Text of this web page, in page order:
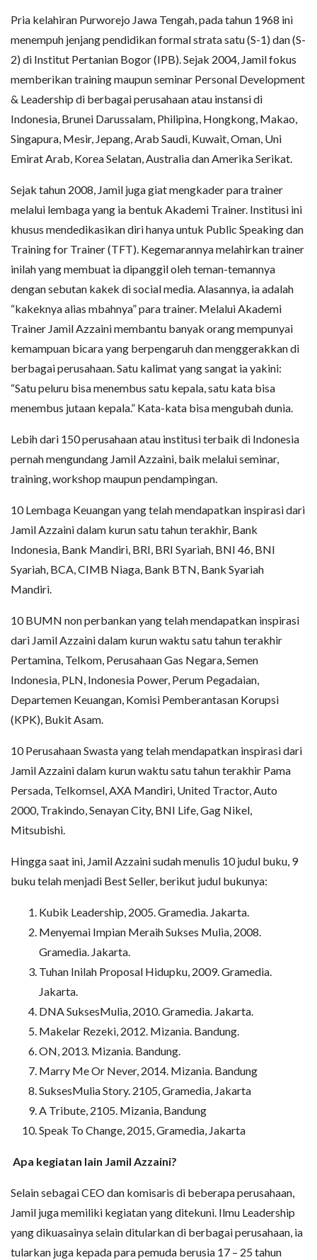
Pria kelahiran Purworejo Jawa Tengah, pada tahun 1968 ini
menempuh jenjang pendidikan formal strata satu (S-1) dan (S-
2) di Institut Pertanian Bogor (IPB). Sejak 2004, Jamil fokus
memberikan training maupun seminar Personal Development
& Leadership di berbagai perusahaan atau instansi di
Indonesia, Brunei Darussalam, Philipina, Hongkong, Makao,
Singapura, Mesir, Jepang, Arab Saudi, Kuwait, Oman, Uni
Emirat Arab, Korea Selatan, Australia dan Amerika Serikat.
Sejak tahun 2008, Jamil juga giat mengkader para trainer
melalui lembaga yang ia bentuk Akademi Trainer. Institusi ini
khusus mendedikasikan diri hanya untuk Public Speaking dan
Training for Trainer (TFT). Kegemarannya melahirkan trainer
inilah yang membuat ia dipanggil oleh teman-temannya
dengan sebutan kakek di social media. Alasannya, ia adalah
“kakeknya alias mbahnya” para trainer. Melalui Akademi
Trainer Jamil Azzaini membantu banyak orang mempunyai
kemampuan bicara yang berpengaruh dan menggerakkan di
berbagai perusahaan. Satu kalimat yang sangat ia yakini:
“Satu peluru bisa menembus satu kepala, satu kata bisa
menembus jutaan kepala.” Kata-kata bisa mengubah dunia.
Lebih dari 150 perusahaan atau institusi terbaik di Indonesia
pernah mengundang Jamil Azzaini, baik melalui seminar,
training, workshop maupun pendampingan.
10 Lembaga Keuangan yang telah mendapatkan inspirasi dari
Jamil Azzaini dalam kurun satu tahun terakhir, Bank
Indonesia, Bank Mandiri, BRI, BRI Syariah, BNI 46, BNI
Syariah, BCA, CIMB Niaga, Bank BTN, Bank Syariah
Mandiri.
10 BUMN non perbankan yang telah mendapatkan inspirasi
dari Jamil Azzaini dalam kurun waktu satu tahun terakhir
Pertamina, Telkom, Perusahaan Gas Negara, Semen
Indonesia, PLN, Indonesia Power, Perum Pegadaian,
Departemen Keuangan, Komisi Pemberantasan Korupsi
(KPK), Bukit Asam.
10 Perusahaan Swasta yang telah mendapatkan inspirasi dari
Jamil Azzaini dalam kurun waktu satu tahun terakhir Pama
Persada, Telkomsel, AXA Mandiri, United Tractor, Auto
2000, Trakindo, Senayan City, BNI Life, Gag Nikel,
Mitsubishi.
Hingga saat ini, Jamil Azzaini sudah menulis 10 judul buku, 9
buku telah menjadi Best Seller, berikut judul bukunya:
Kubik Leadership, 2005. Gramedia. Jakarta.
Menyemai Impian Meraih Sukses Mulia, 2008.
Gramedia. Jakarta.
Tuhan Inilah Proposal Hidupku, 2009. Gramedia.
Jakarta.
DNA SuksesMulia, 2010. Gramedia. Jakarta.
Makelar Rezeki, 2012. Mizania. Bandung.
ON, 2013. Mizania. Bandung.
Marry Me Or Never, 2014. Mizania. Bandung
SuksesMulia Story. 2105, Gramedia, Jakarta
A Tribute, 2105. Mizania, Bandung
Speak To Change, 2015, Gramedia, Jakarta
Apa kegiatan lain Jamil Azzaini?
Selain sebagai CEO dan komisaris di beberapa perusahaan,
Jamil juga memiliki kegiatan yang ditekuni. Ilmu Leadership
yang dikuasainya selain ditularkan di berbagai perusahaan, ia
tularkan juga kepada para pemuda berusia 17 – 25 tahun